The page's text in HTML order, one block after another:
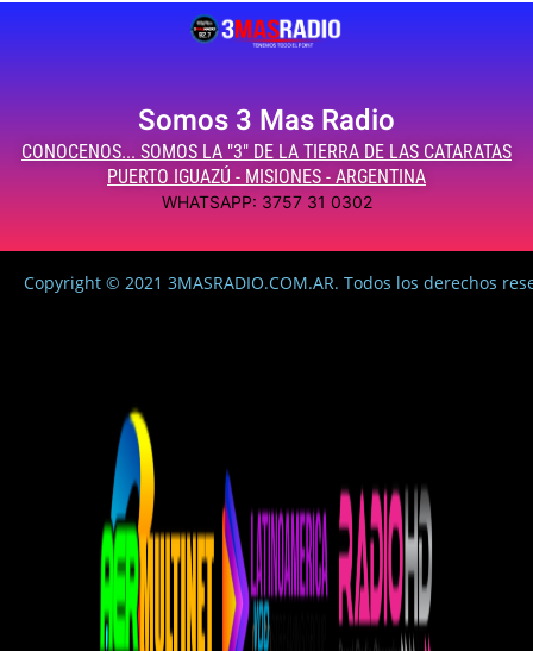
Somos 3 Mas Radio
CONOCENOS... SOMOS LA "3" DE LA TIERRA DE LAS CATARATAS
PUERTO IGUAZÚ - MISIONES - ARGENTINA
WHATSAPP: 3757 31 0302
Copyright © 2021 3MASRADIO.COM.AR. Todos los derechos